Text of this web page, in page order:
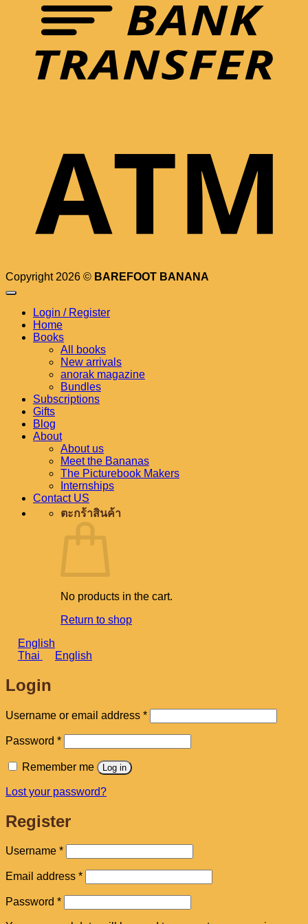
Copyright 2026 © BAREFOOT BANANA
Login / Register
Home
Books
All books
New arrivals
anorak magazine
Bundles
Subscriptions
Gifts
Blog
About
About us
Meet the Bananas
The Picturebook Makers
Internships
Contact US
ตะกร้าสินค้า
No products in the cart.
Return to shop
English
Thai
English
Login
Username or email address *Required
Password *Required
Remember me Log in
Lost your password?
Register
Username *Required
Email address *Required
Password *Required